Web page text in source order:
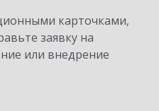
карточками,
заявку на
или внедрение